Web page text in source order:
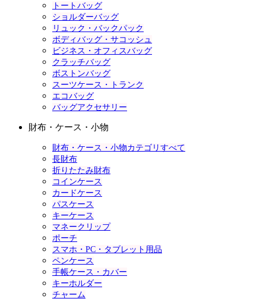
トートバッグ
ショルダーバッグ
リュック・バックパック
ボディバッグ・サコッシュ
ビジネス・オフィスバッグ
クラッチバッグ
ボストンバッグ
スーツケース・トランク
エコバッグ
バッグアクセサリー
財布・ケース・小物
財布・ケース・小物カテゴリすべて
長財布
折りたたみ財布
コインケース
カードケース
パスケース
キーケース
マネークリップ
ポーチ
スマホ・PC・タブレット用品
ペンケース
手帳ケース・カバー
キーホルダー
チャーム